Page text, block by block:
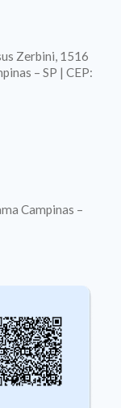
Zerbini, 1516
– SP | CEP:
Campinas –